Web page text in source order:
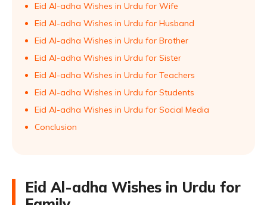
Eid Al-adha Wishes in Urdu for Wife
Eid Al-adha Wishes in Urdu for Husband
Eid Al-adha Wishes in Urdu for Brother
Eid Al-adha Wishes in Urdu for Sister
Eid Al-adha Wishes in Urdu for Teachers
Eid Al-adha Wishes in Urdu for Students
Eid Al-adha Wishes in Urdu for Social Media
Conclusion
Eid Al-adha Wishes in Urdu for